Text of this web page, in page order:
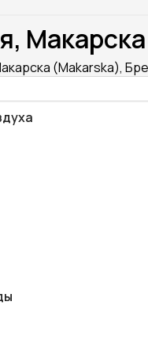
(Makarska),